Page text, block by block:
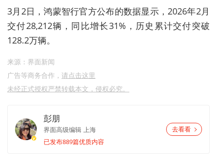
3月 2日，鸿蒙智行官方公布的数据显示，2026年2月
交付28,212辆，同比增长31% ，历史累计交付突破
128.2万辆。
来源：界面新闻
广告等商务合作， 请点击这里
未经正式授权严禁转载本文，侵权必究。
彭朋
界面高级编辑 上海
已发布889篇优质内容
去看看